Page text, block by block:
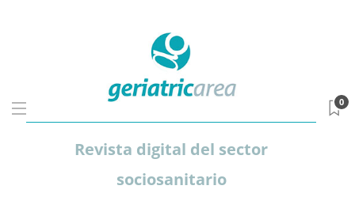
Revista digital del sector
sociosanitario
0